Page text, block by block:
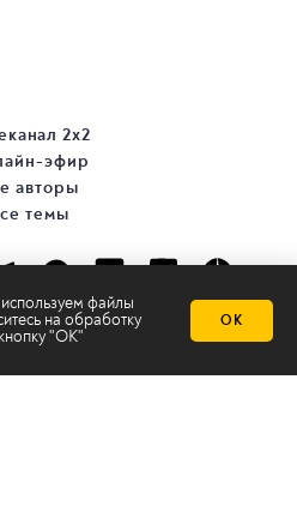
файлы
на обработку
"ОК"
ОК
2х2
эфир
авторы
темы